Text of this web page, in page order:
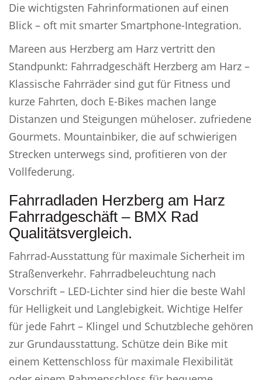
Die wichtigsten Fahrinformationen auf einen
Blick – oft mit smarter Smartphone-Integration.
Mareen aus Herzberg am Harz vertritt den
Standpunkt: Fahrradgeschäft Herzberg am Harz –
Klassische Fahrräder sind gut für Fitness und
kurze Fahrten, doch E-Bikes machen lange
Distanzen und Steigungen müheloser. zufriedene
Gourmets. Mountainbiker, die auf schwierigen
Strecken unterwegs sind, profitieren von der
Vollfederung.
Fahrradladen Herzberg am Harz
Fahrradgeschäft – BMX Rad
Qualitätsvergleich.
Fahrrad-Ausstattung für maximale Sicherheit im
Straßenverkehr. Fahrradbeleuchtung nach
Vorschrift – LED-Lichter sind hier die beste Wahl
für Helligkeit und Langlebigkeit. Wichtige Helfer
für jede Fahrt – Klingel und Schutzbleche gehören
zur Grundausstattung. Schütze dein Bike mit
einem Kettenschloss für maximale Flexibilität